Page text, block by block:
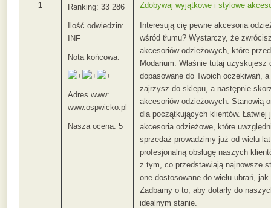
1 Ranking: 33 286
Ilość odwiedzin:
INF
Nota końcowa:
Adres www:
www.ospwicko.pl
Nasza ocena: 5
Zdobywaj wyjątkowe i stylowe
Interesują cię pewne akcesoria
wśród tłumu? Wystarczy, że
akcesoriów odzieżowych, które
Modarium. Właśnie tutaj
dopasowane do Twoich oczekiwań,
zajrzysz do sklepu, a następnie
akcesoriów odzieżowych. Stanowią
dla początkujących klientów.
akcesoria odzieżowe, które
sprzedaż prowadzimy już od wielu
profesjonalną obsługę naszych
z tym, co przedstawiają najnowsze
one dostosowane do wielu ubrań,
Zadbamy o to, aby dotarły do
idealnym stanie.